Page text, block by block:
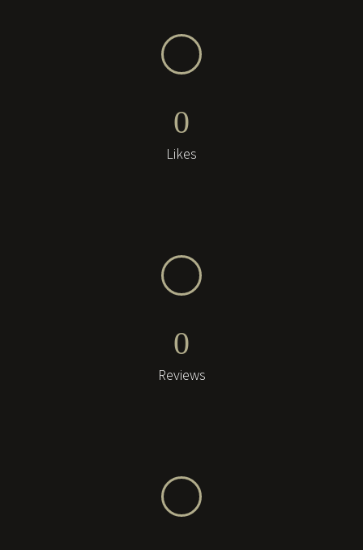
0
Likes
0
Reviews